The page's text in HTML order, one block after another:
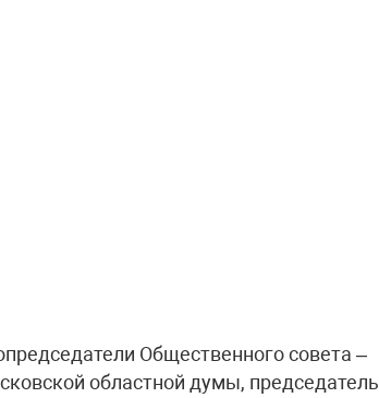
Общественного совета –
областной думы, председатель